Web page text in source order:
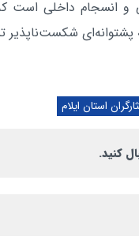
و انسجام داخلی است
شکست‌ناپذیر
استان ایلام
کنید.